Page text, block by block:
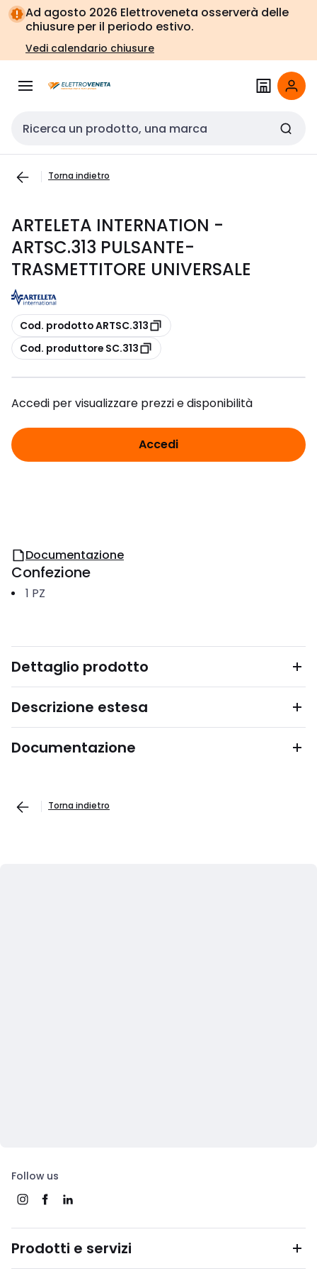
Vai alla
navigazione
Vai
alla
pagina
Ad agosto 2026 Elettroveneta osserverà delle
chiusure per il periodo estivo.
Vedi calendario chiusure
Cerca input
Torna indietro
ARTELETA INTERNATION -
ARTSC.313 PULSANTE-
TRASMETTITORE UNIVERSALE
copia
Cod. prodotto ARTSC.313
copia
Cod. produttore SC.313
Accedi per visualizzare prezzi e disponibilità
Accedi
Documentazione
Confezione
1 PZ
Dettaglio prodotto
Descrizione estesa
Documentazione
Torna indietro
Follow us
Prodotti e servizi